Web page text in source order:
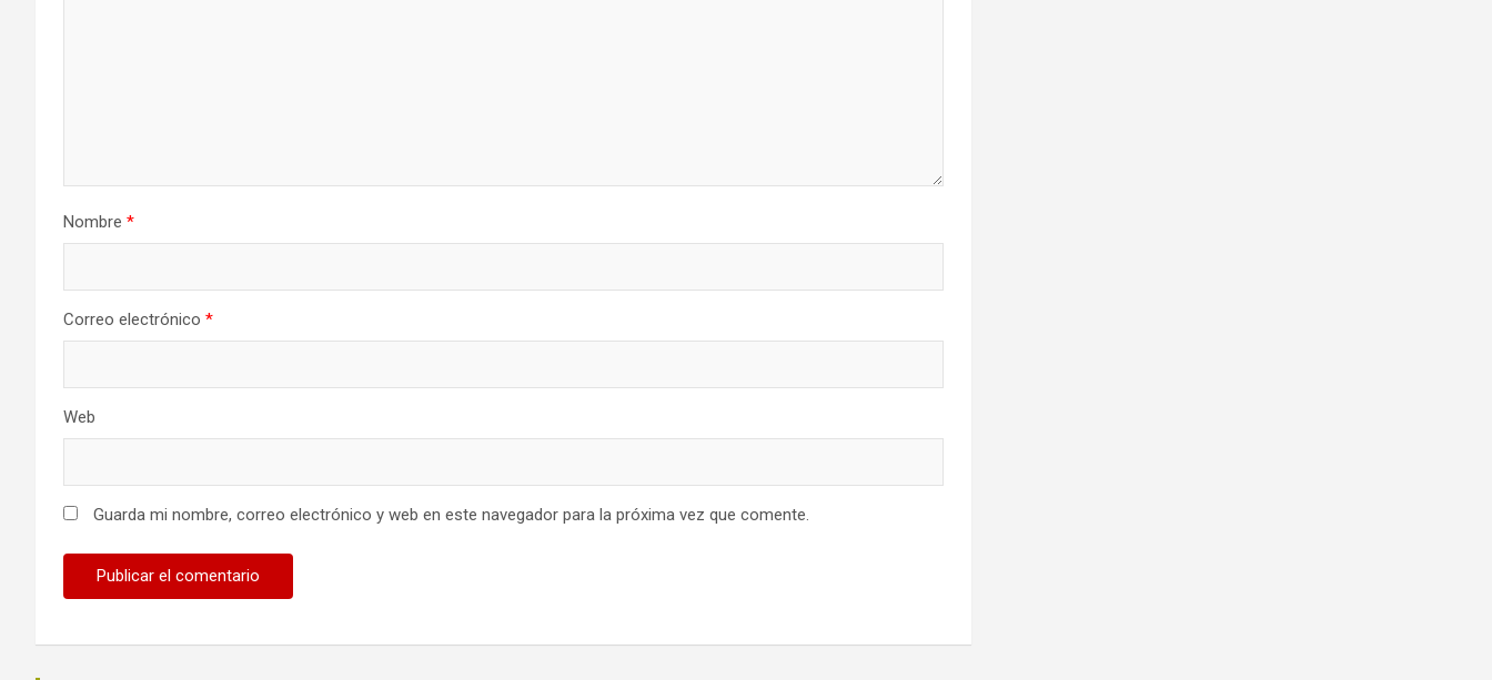
Nombre *
Correo electrónico *
Web
Guarda mi nombre, correo electrónico y web en este navegador para la próxima vez que comente.